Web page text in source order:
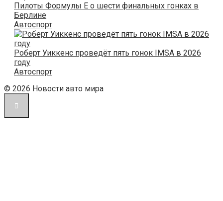
Пилоты Формулы E о шести финальных гонках в
Берлине
Автоспорт
Роберт Уиккенс проведёт пять гонок IMSA в 2026
году
Автоспорт
© 2026 Новости авто мира